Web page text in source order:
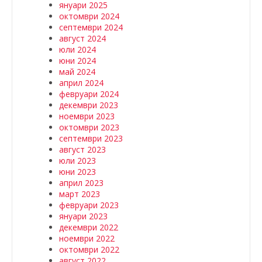
януари 2025
октомври 2024
септември 2024
август 2024
юли 2024
юни 2024
май 2024
април 2024
февруари 2024
декември 2023
ноември 2023
октомври 2023
септември 2023
август 2023
юли 2023
юни 2023
април 2023
март 2023
февруари 2023
януари 2023
декември 2022
ноември 2022
октомври 2022